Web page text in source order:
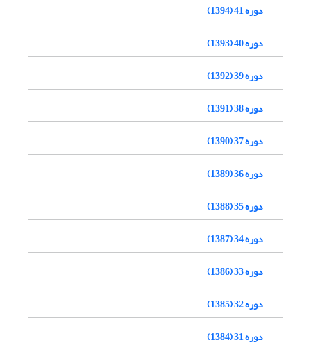
دوره 41 (1394)
دوره 40 (1393)
دوره 39 (1392)
دوره 38 (1391)
دوره 37 (1390)
دوره 36 (1389)
دوره 35 (1388)
دوره 34 (1387)
دوره 33 (1386)
دوره 32 (1385)
دوره 31 (1384)